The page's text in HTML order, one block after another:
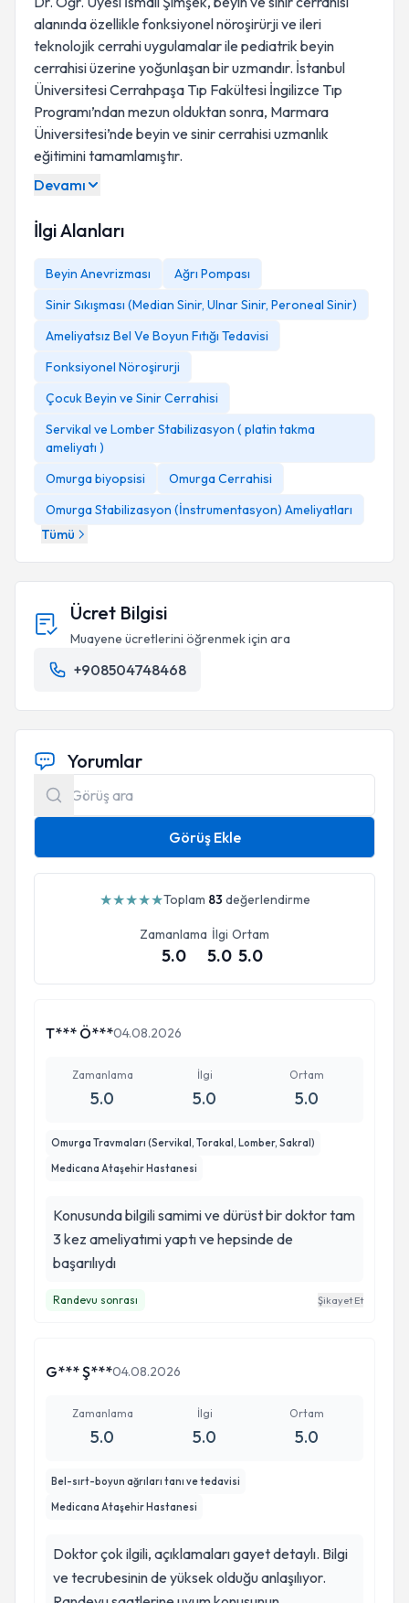
alanında özellikle fonksiyonel nöroşirürji ve ileri
teknolojik cerrahi uygulamalar ile pediatrik beyin
cerrahisi üzerine yoğunlaşan bir uzmandır. İstanbul
Üniversitesi Cerrahpaşa Tıp Fakültesi İngilizce Tıp
Programı’ndan mezun olduktan sonra, Marmara
Üniversitesi’nde beyin ve sinir cerrahisi uzmanlık
eğitimini tamamlamıştır.
Devamı
İlgi Alanları
Beyin Anevrizması
Ağrı Pompası
Sinir Sıkışması (Median Sinir, Ulnar Sinir, Peroneal Sinir)
Ameliyatsız Bel Ve Boyun Fıtığı Tedavisi
Fonksiyonel Nöroşirurji
Çocuk Beyin ve Sinir Cerrahisi
Servikal ve Lomber Stabilizasyon ( platin takma
ameliyatı )
Omurga biyopsisi
Omurga Cerrahisi
Omurga Stabilizasyon (İnstrumentasyon) Ameliyatları
Tümü
Ücret Bilgisi
Muayene ücretlerini öğrenmek için ara
+908504748468
Yorumlar
Görüş Ekle
★★★★★Toplam 83 değerlendirme
Zamanlama
5.0
İlgi
5.0
Ortam
5.0
T*** Ö***04.08.2026
Zamanlama
5.0
İlgi
5.0
Ortam
5.0
Omurga Travmaları (Servikal, Torakal, Lomber, Sakral)
Medicana Ataşehir Hastanesi
Konusunda bilgili samimi ve dürüst bir doktor tam
3 kez ameliyatımi yaptı ve hepsinde de
başarılıydı
Randevu sonrası Şikayet Et
G*** Ş***04.08.2026
Zamanlama
5.0
İlgi
5.0
Ortam
5.0
Bel-sırt-boyun ağrıları tanı ve tedavisi
Medicana Ataşehir Hastanesi
Doktor çok ilgili, açıklamaları gayet detaylı. Bilgi
ve tecrubesinin de yüksek olduğu anlaşılıyor.